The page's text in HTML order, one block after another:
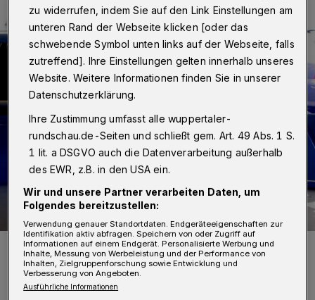
Symbolbild.
Foto: Polizei / Jochen Tack
zu widerrufen, indem Sie auf den Link Einstellungen am
unteren Rand der Webseite klicken [oder das
schwebende Symbol unten links auf der Webseite, falls
zutreffend]. Ihre Einstellungen gelten innerhalb unseres
Website. Weitere Informationen finden Sie in unserer
Datenschutzerklärung.
Ihre Zustimmung umfasst alle wuppertaler-
rundschau.de-Seiten und schließt gem. Art. 49 Abs. 1 S.
1 lit. a DSGVO auch die Datenverarbeitung außerhalb
des EWR, z.B. in den USA ein.
Wir und unsere Partner verarbeiten Daten, um
Folgendes bereitzustellen:
Verwendung genauer Standortdaten. Endgeräteeigenschaften zur
Identifikation aktiv abfragen. Speichern von oder Zugriff auf
Informationen auf einem Endgerät. Personalisierte Werbung und
Inhalte, Messung von Werbeleistung und der Performance von
Inhalten, Zielgruppenforschung sowie Entwicklung und
Verbesserung von Angeboten.
Ausführliche Informationen